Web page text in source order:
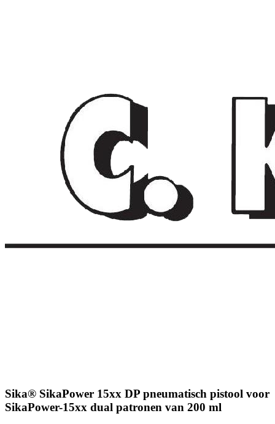
Sika® SikaPower 15xx DP pneumatisch pistool voor
SikaPower-15xx dual patronen van 200 ml